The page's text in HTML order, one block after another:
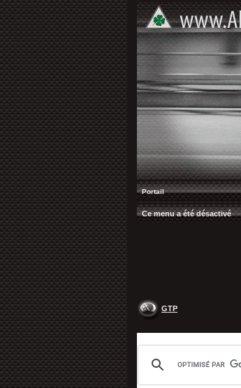
Portail
Ce menu a été désactivé
GTP